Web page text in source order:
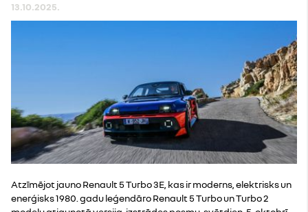
13.10.2025.
Atzīmējot jauno Renault 5 Turbo 3E, kas ir moderns, elektrisks un
enerģisks 1980. gadu leģendāro Renault 5 Turbo un Turbo 2